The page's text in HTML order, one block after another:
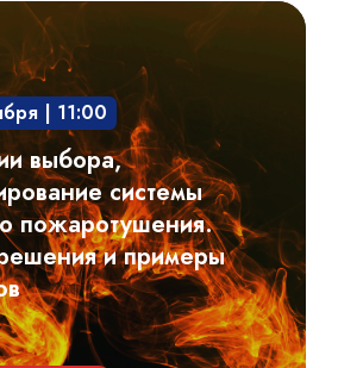
| 11:00
выбора,
системы
пожаротушения.
и примеры